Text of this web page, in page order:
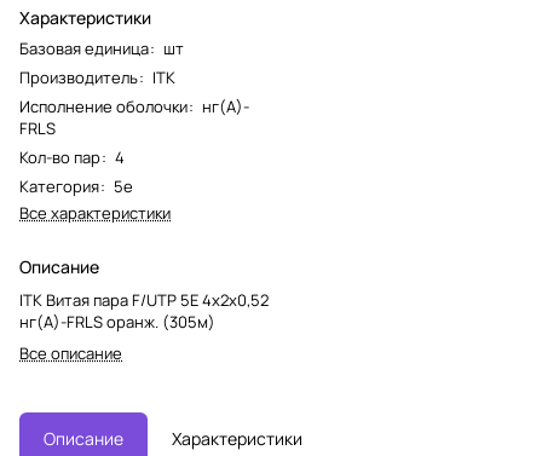
Характеристики
Базовая единица: шт
Производитель: ITK
Исполнение оболочки: нг(А)-
FRLS
Кол-во пар: 4
Категория: 5e
Все характеристики
Описание
ITK Витая пара F/UTP 5E 4х2х0,52
нг(А)-FRLS оранж. (305м)
Все описание
Описание Характеристики